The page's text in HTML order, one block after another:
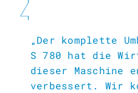
„Der komplette
S 780 hat die
dieser Maschine
verbessert. Wir